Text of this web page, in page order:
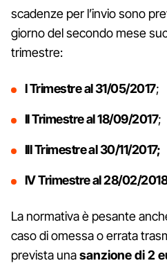
scadenze per l’invio sono
giorno del secondo mese
trimestre:
I Trimestre al 31/05/2017;
II Trimestre al 18/09/2017;
III Trimestre al 30/11/2017;
IV Trimestre al 28/02/
La normativa è pesante
caso di omessa o errata
prevista unasanzione di 2